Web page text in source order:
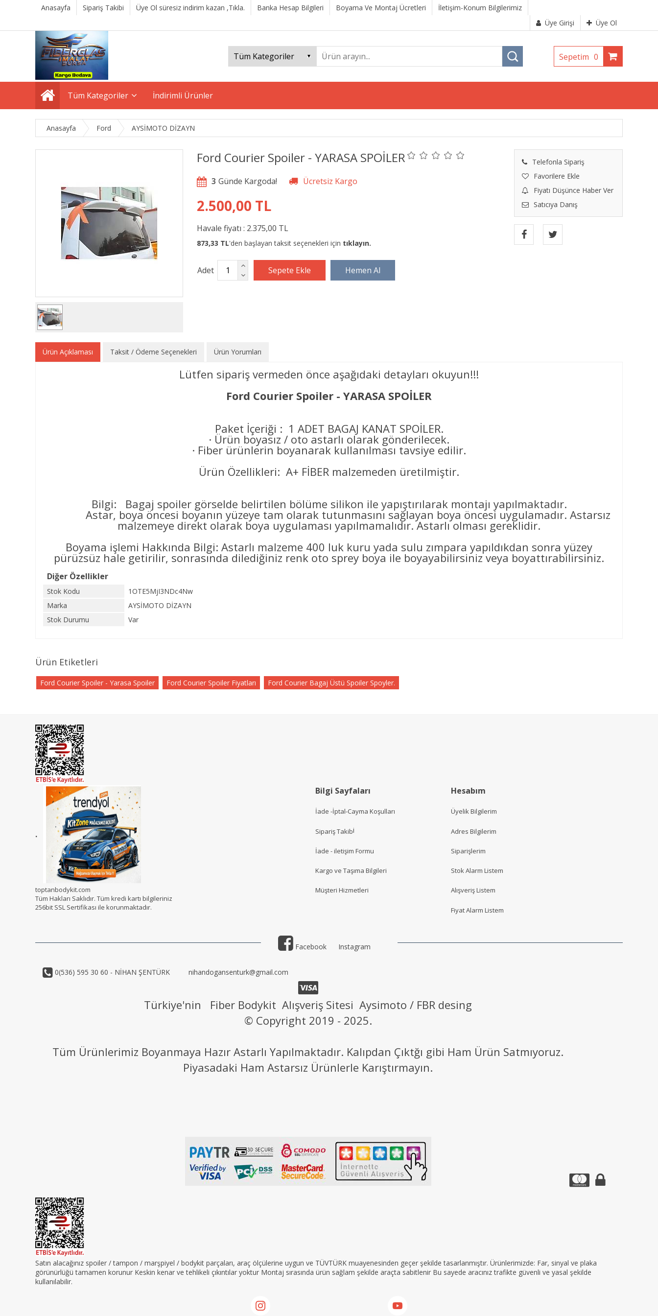
Anasayfa Sipariş Takibi Üye Ol süresiz indirim kazan ,Tıkla. Banka Hesap Bilgileri Boyama Ve Montaj Ücretleri
İletişim-Konum Bilgilerimiz
Üye Girişi
Üye Ol
Sepetim 0
Tüm Kategoriler İndirimli Ürünler
Anasayfa Ford AYSİMOTO DİZAYN
Ford Courier Spoiler - YARASA SPOİLER
Telefonla Sipariş
Favorilere Ekle
Fiyatı Düşünce Haber Ver
Satıcıya Danış
3
2.500,00 TL
Havale fiyatı : 2.375,00 TL
873,33 TL'den başlayan taksit seçenekleri için tıklayın.
Adet
Ürün Açıklaması Taksit / Ödeme Seçenekleri Ürün Yorumları
Lütfen sipariş vermeden önce aşağıdaki detayları okuyun!!!
Ford Courier Spoiler - YARASA SPOİLER
Paket İçeriği : 1 ADET BAGAJ KANAT SPOİLER.
· Ürün boyasız / oto astarlı olarak gönderilecek.
· Fiber ürünlerin boyanarak kullanılması tavsiye edilir.
Ürün Özellikleri: A+ FİBER malzemeden üretilmiştir.
Bilgi: Bagaj spoiler görselde belirtilen bölüme silikon ile yapıştırılarak montajı yapılmaktadır.
Astar, boya öncesi boyanın yüzeye tam olarak tutunmasını sağlayan boya öncesi uygulamadır. Astarsız
malzemeye direkt olarak boya uygulaması yapılmamalıdır. Astarlı olması gereklidir.
Boyama işlemi Hakkında Bilgi: Astarlı malzeme 400 luk kuru yada sulu zımpara yapıldıkdan sonra yüzey
pürüzsüz hale getirilir, sonrasında dilediğiniz renk oto sprey boya ile boyayabilirsiniz veya boyattırabilirsiniz.
Diğer Özellikler
Stok Kodu
1OTE5MjI3NDc4Nw
Marka
AYSİMOTO DİZAYN
Stok Durumu
Var
Ürün Etiketleri
Ford Courier Spoiler - Yarasa Spoiler Ford Courier Spoiler Fiyatları Ford Courier Bagaj Üstü Spoiler Spoyler.
.
toptanbodykit.com
Tüm Hakları Saklıdır. Tüm kredi kartı bilgileriniz
256bit SSL Sertifikası ile korunmaktadır.
Bilgi Sayfaları
İade -İptal-Cayma Koşulları
Sipariş Takibi
İade - iletişim Formu
Kargo ve Taşıma Bilgileri
Müşteri Hizmetleri
Hesabım
Üyelik Bilgilerim
Adres Bilgilerim
Siparişlerim
Stok Alarm Listem
Alışveriş Listem
Fiyat Alarm Listem
Facebook Instagram
0(536) 595 30 60 - NİHAN ŞENTÜRK nihandogansenturk@gmail.com
Türkiye'nin Fiber Bodykit Alışveriş Sitesi Aysimoto / FBR desing
© Copyright 2019 - 2025.
Tüm Ürünlerimiz Boyanmaya Hazır Astarlı Yapılmaktadır. Kalıpdan Çıktğı gibi Ham Ürün Satmıyoruz.
Piyasadaki Ham Astarsız Ürünlerle Karıştırmayın.
Satın alacağınız spoiler / tampon / marşpiyel / bodykit parçaları, araç ölçülerine uygun ve TÜVTÜRK muayenesinden geçer şekilde tasarlanmıştır. Ürünlerimizde: Far, sinyal ve plaka
görünürlüğü tamamen korunur Keskin kenar ve tehlikeli çıkıntılar yoktur Montaj sırasında ürün sağlam şekilde araçta sabitlenir Bu sayede aracınız trafikte güvenli ve yasal şekilde
kullanılabilir.